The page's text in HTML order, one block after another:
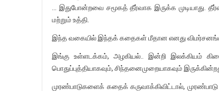
… இதுபோன்றவை சமூகத் தீர்வாக இருக்க முடியாது.
மற்றும் உத்தி.
இந்த வகையில் இந்தக் கதைகள் மீதான எனது
இங்கு உள்ளடக்கம், அழகியல்.. இன்றி இலக்கியம்
பொதுப்புத்தியாகவும், சிந்தனைமுறையாகவும்
முரண்பாடுகளைக் கதைக் கருவாக்கிவிட்டால்,